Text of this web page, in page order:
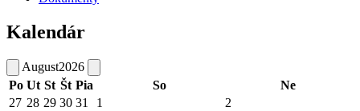
Kalendár
August2026
Po Ut St Št Pia So
Ne
27 28 29 30 31 1
2